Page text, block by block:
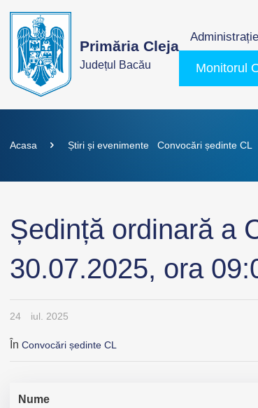
Primăria Cleja
Județul Bacău
Administrație
Monitorul
Acasa Știri și evenimente Convocări ședinte CL
Ședință ordinară a
30.07.2025, ora
24 iul. 2025
În Convocări ședinte CL
Nume